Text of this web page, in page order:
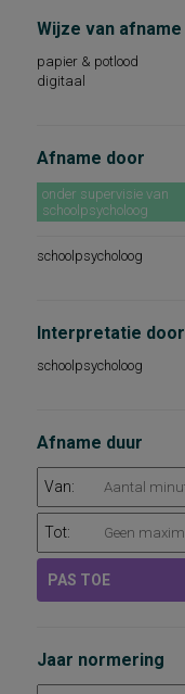
Wijze van afname
papier & potlood
digitaal
Afname door
onder supervisie van
schoolpsycholoog
schoolpsycholoog
Interpretatie door
schoolpsycholoog
Afname duur
Van:
Tot:
PAS TOE
Jaar normering